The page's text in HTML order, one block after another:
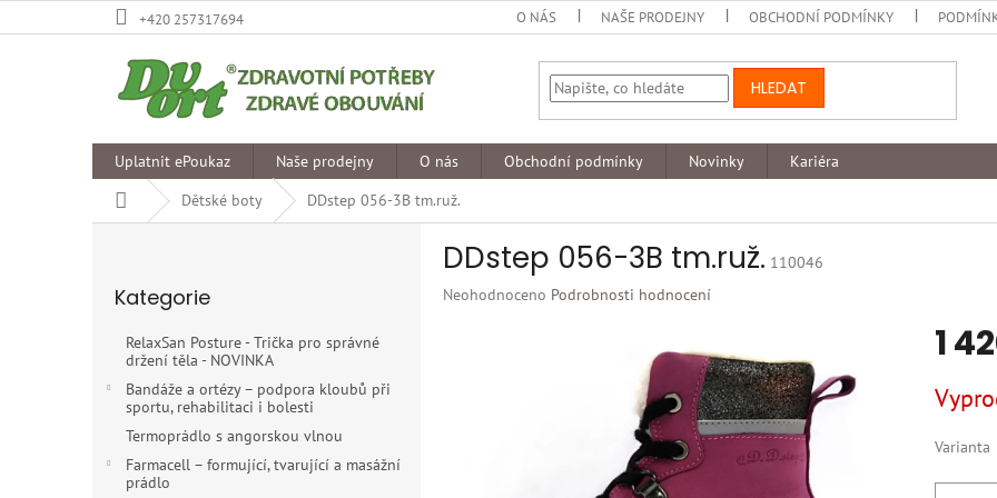
na
+420 257317694 O NÁS NAŠE PRODEJNY OBCHODNÍ PODMÍNKY
HLEDAT
Uplatnit ePoukaz Naše prodejny O nás Obchodní podmínky Novinky
Kariéra
Domů
Dětské boty DDstep 056-3B tm.ruž.
kategorie
Kategorie
RelaxSan Posture - Trička pro správné
držení těla - NOVINKA
Bandáže a ortézy – podpora kloubů při
sportu, rehabilitaci i bolesti
Termoprádlo s angorskou vlnou
Farmacell – formující, tvarující a masážní
prádlo
DDstep 056-3B tm.ruž. 110046
Průměrné
Neohodnoceno Podrobnosti hodnocení
1
cena:
Varianta